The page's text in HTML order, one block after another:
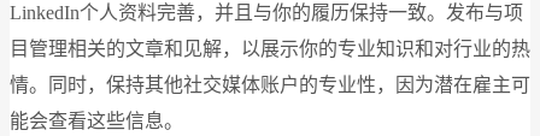
LinkedIn个人资料完善，并且与你的履历保持一致。发布与项
目管理相关的文章和见解，以展示你的专业知识和对行业的热
情。同时，保持其他社交媒体账户的专业性，因为潜在雇主可
能会查看这些信息。